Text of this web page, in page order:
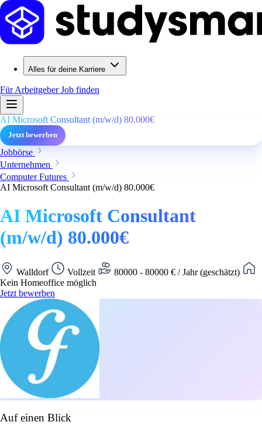
Alles für deine Karriere
Für ArbeitgeberJob finden
AI Microsoft Consultant (m/w/d) 80.000€
Jetzt bewerben
Jobbörse
Unternehmen
Computer Futures
AI Microsoft Consultant (m/w/d) 80.000€
AI Microsoft Consultant
(m/w/d) 80.000€
Walldorf Vollzeit
80000 - 80000 € / Jahr (geschätzt)
Kein Homeoffice möglich
Jetzt bewerben
Auf einen Blick